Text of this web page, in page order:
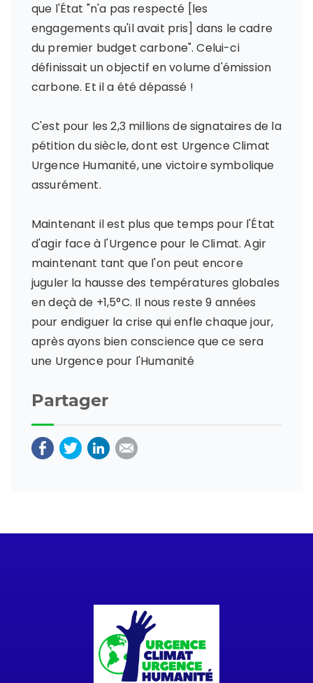
que l'État "n'a pas respecté [les
engagements qu'il avait pris] dans le cadre
du premier budget carbone". Celui-ci
définissait un objectif en volume d'émission
carbone. Et il a été dépassé !
C'est pour les 2,3 millions de signataires de la
pétition du siècle, dont est Urgence Climat
Urgence Humanité, une victoire symbolique
assurément.
Maintenant il est plus que temps pour l'État
d'agir face à l'Urgence pour le Climat. Agir
maintenant tant que l'on peut encore
juguler la hausse des températures globales
en deçà de +1,5°C. Il nous reste 9 années
pour endiguer la crise qui enfle chaque jour,
après ayons bien conscience que ce sera
une Urgence pour l'Humanité
Partager